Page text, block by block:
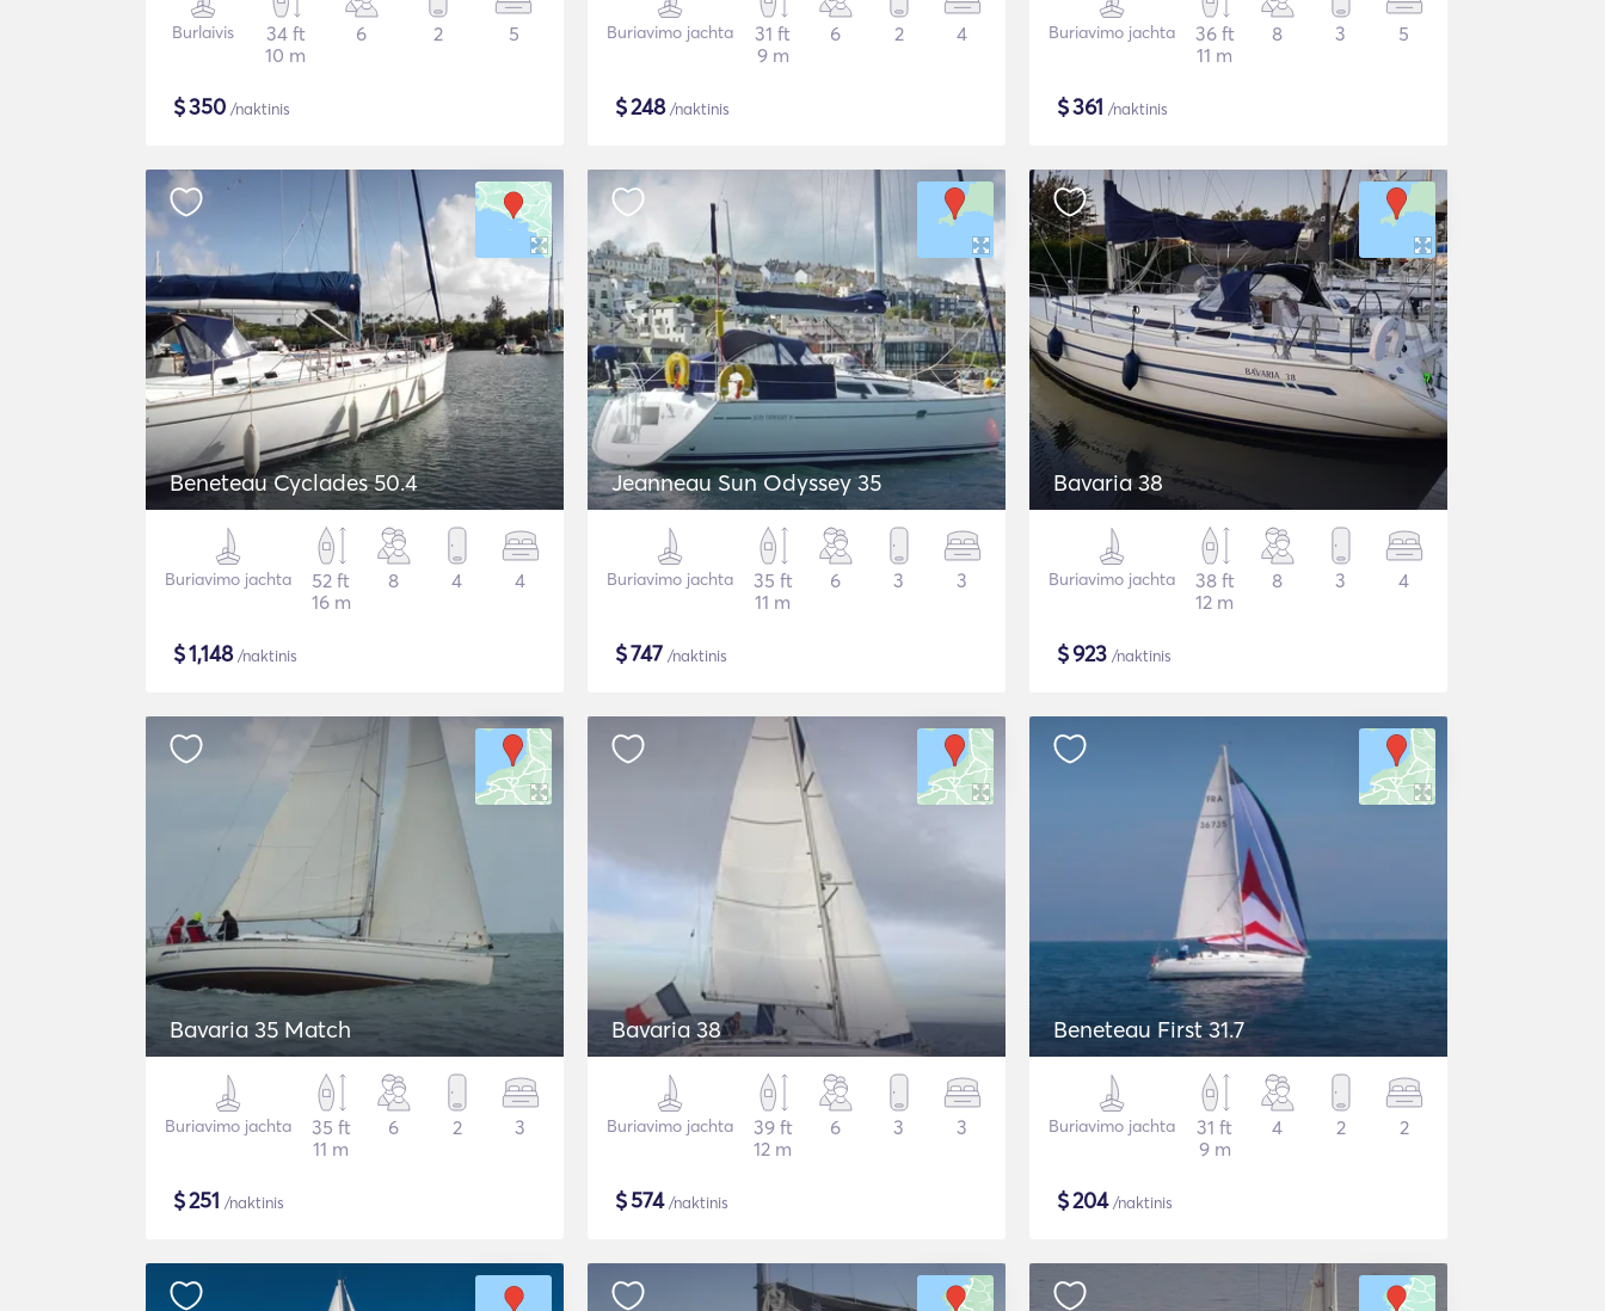
Burlaivis
34 ft
10 m
6 2 5
$350 /naktinis
Buriavimo jachta
31 ft
9 m
6 2 4
$248/naktinis
Buriavimo jachta
36 ft
11 m
8 3 5
$361 /naktinis
Beneteau Cyclades 50.4
Buriavimo jachta
52 ft
16 m
8 4 4
$1,148/naktinis
Jeanneau Sun Odyssey 35
Buriavimo jachta
35 ft
11 m
6 3 3
$747 /naktinis
Bavaria 38
Buriavimo jachta
38 ft
12 m
8 3 4
$923 /naktinis
Bavaria 35 Match
Buriavimo jachta
35 ft
11 m
6 2 3
$251 /naktinis
Bavaria 38
Buriavimo jachta
39 ft
12 m
6 3 3
$574/naktinis
Beneteau First 31.7
Buriavimo jachta
31 ft
9 m
4 2 2
$204/naktinis